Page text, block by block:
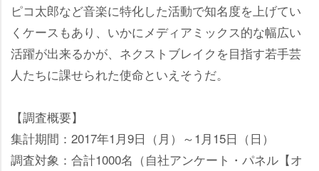
ピコ太郎など音楽に特化した活動で知名度を上げてい
くケースもあり、いかにメディアミックス的な幅広い
活躍が出来るかが、ネクストブレイクを目指す若手芸
人たちに課せられた使命といえそうだ。
【調査概要】
集計期間：2017年1月9日（月）～1月15日（日）
調査対象：合計1000名（自社アンケート・パネル【オ